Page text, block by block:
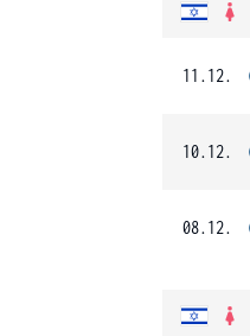
11.12.
10.12.
08.12.